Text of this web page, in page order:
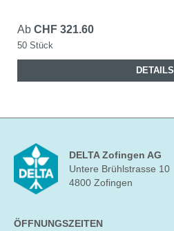
Ab CHF 321.60
50 Stück
DETAILS
DELTA Zofingen AG
Untere Brühlstrasse 10
4800 Zofingen
ÖFFNUNGSZEITEN